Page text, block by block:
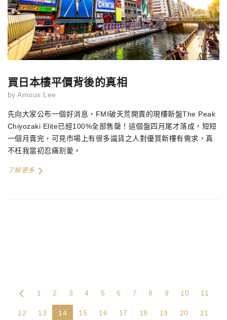
買日本樓平價背後的真相
by Amous Lee
先向大家公布一個好消息， FMI破天荒開賣的現樓新盤The Peak
Chiyozaki Elite已經100%全部售罄！這個盤四月尾才落成，短短
一個月賣完，可見市場上有很多識貨之人對優質新樓有需求，真
不枉我當初忍痛割愛。
了解更多
1 2 3 4 5 6 7 8 9 10 11
12 13 14 15 16 17 18 19 20 21